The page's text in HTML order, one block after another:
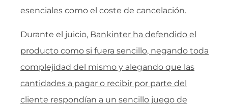
esenciales como el coste de cancelación.
Durante el juicio, Bankinter ha defendido el
producto como si fuera sencillo, negando toda
complejidad del mismo y alegando que las
cantidades a pagar o recibir por parte del
cliente respondían a un sencillo juego de